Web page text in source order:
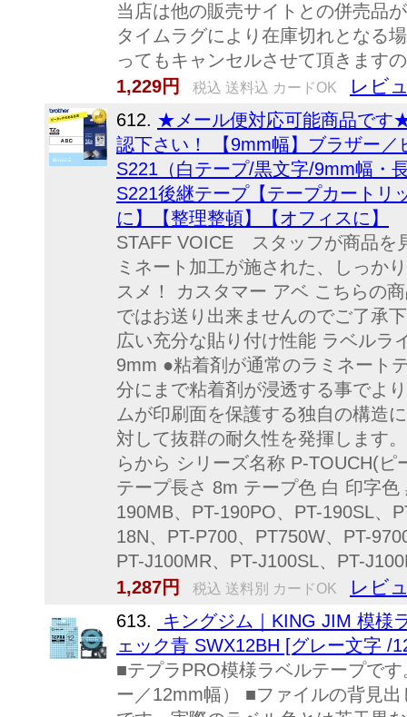
当店は他の販売サイトとの併売品
タイムラグにより在庫切れとなる
ってもキャンセルさせて頂きます
1,229円
税込 送料込 カードOK レビ
612. ★メール便対応可能商品です
認下さい！ 【9mm幅】ブラザー
S221（白テープ/黒文字/9mm幅・
S221後継テープ【テープカートリ
に】【整理整頓】【オフィスに】
STAFF VOICE スタッフが商品を
ミネート加工が施された、しっか
スメ！ カスタマー アベ こちらの
ではお送り出来ませんのでご了承
広い充分な貼り付け性能 ラベルラ
9mm ●粘着剤が通常のラミネート
分にまで粘着剤が浸透する事でよ
ムが印刷面を保護する独自の構造
対して抜群の耐久性を発揮します
らから シリーズ名称 P-TOUCH(
テープ長さ 8m テープ色 白 印字
190MB、PT-190PO、PT-190SL、
18N、PT-P700、PT750W、PT-
PT-J100MR、PT-J100SL、PT-
1,287円
税込 送料別 カードOK レビ
613.
キングジム｜KING JIM 模様
ェック青 SWX12BH [グレー文字 /
■テプラPRO模様ラベルテープで
ー／12mm幅） ■ファイルの背見